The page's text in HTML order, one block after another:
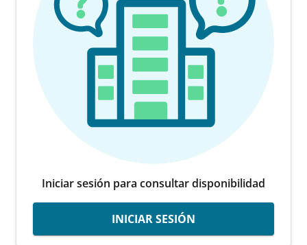
Iniciar sesión para consultar disponibilidad
INICIAR SESIÓN